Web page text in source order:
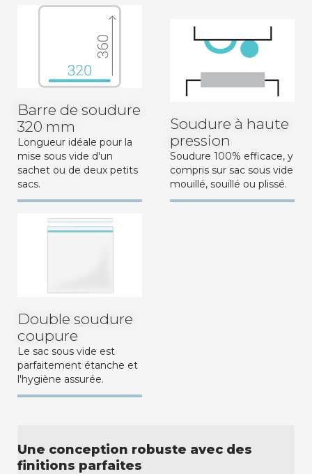
Barre de soudure
320 mm
Longueur idéale pour la
mise sous vide d'un
sachet ou de deux petits
sacs.
Soudure à haute
pression
Soudure 100% efficace, y
compris sur sac sous vide
mouillé, souillé ou plissé.
Double soudure
coupure
Le sac sous vide est
parfaitement étanche et
l'hygiène assurée.
Une conception robuste avec des
finitions parfaites